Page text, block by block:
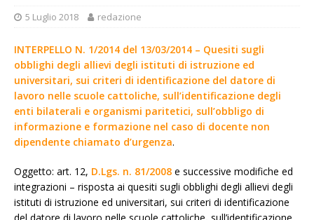
5 Luglio 2018 redazione
INTERPELLO N. 1/2014 del 13/03/2014 – Quesiti sugli
obblighi degli allievi degli istituti di istruzione ed
universitari, sui criteri di identificazione del datore di
lavoro nelle scuole cattoliche, sull’identificazione degli
enti bilaterali e organismi paritetici, sull’obbligo di
informazione e formazione nel caso di docente non
dipendente chiamato d’urgenza.
Oggetto: art. 12, D.Lgs. n. 81/2008 e successive modifiche ed
integrazioni – risposta ai quesiti sugli obblighi degli allievi degli
istituti di istruzione ed universitari, sui criteri di identificazione